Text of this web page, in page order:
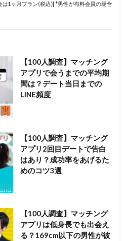
1ヶ月プラン(税込)| *男性が有料会員の場合
【100人調査】マッチング
アプリで会うまでの平均期
間は？デート当日までの
LINE頻度
【100人調査】マッチング
アプリ2回目デートで告白
はあり？成功率をあげるた
めのコツ3選
【100人調査】マッチング
アプリは低身長でも出会え
る？169cm以下の男性が彼